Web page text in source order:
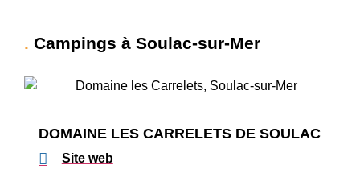
Campings à Soulac-sur-Mer
DOMAINE LES CARRELETS DE SOULAC
Site web